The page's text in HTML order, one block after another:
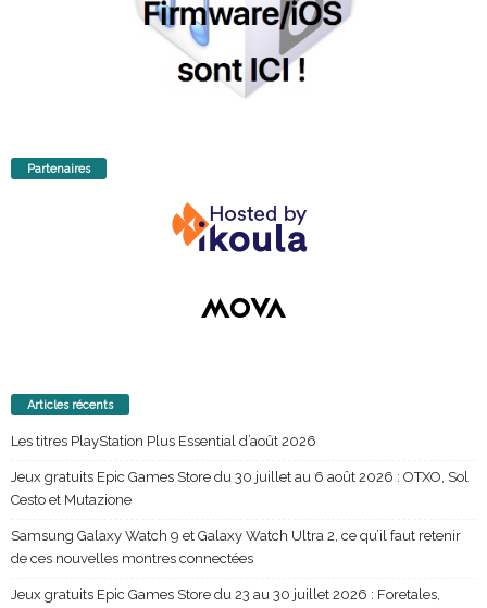
Partenaires
Articles récents
Les titres PlayStation Plus Essential d’août 2026
Jeux gratuits Epic Games Store du 30 juillet au 6 août 2026 : OTXO, Sol
Cesto et Mutazione
Samsung Galaxy Watch 9 et Galaxy Watch Ultra 2, ce qu’il faut retenir
de ces nouvelles montres connectées
Jeux gratuits Epic Games Store du 23 au 30 juillet 2026 : Foretales,